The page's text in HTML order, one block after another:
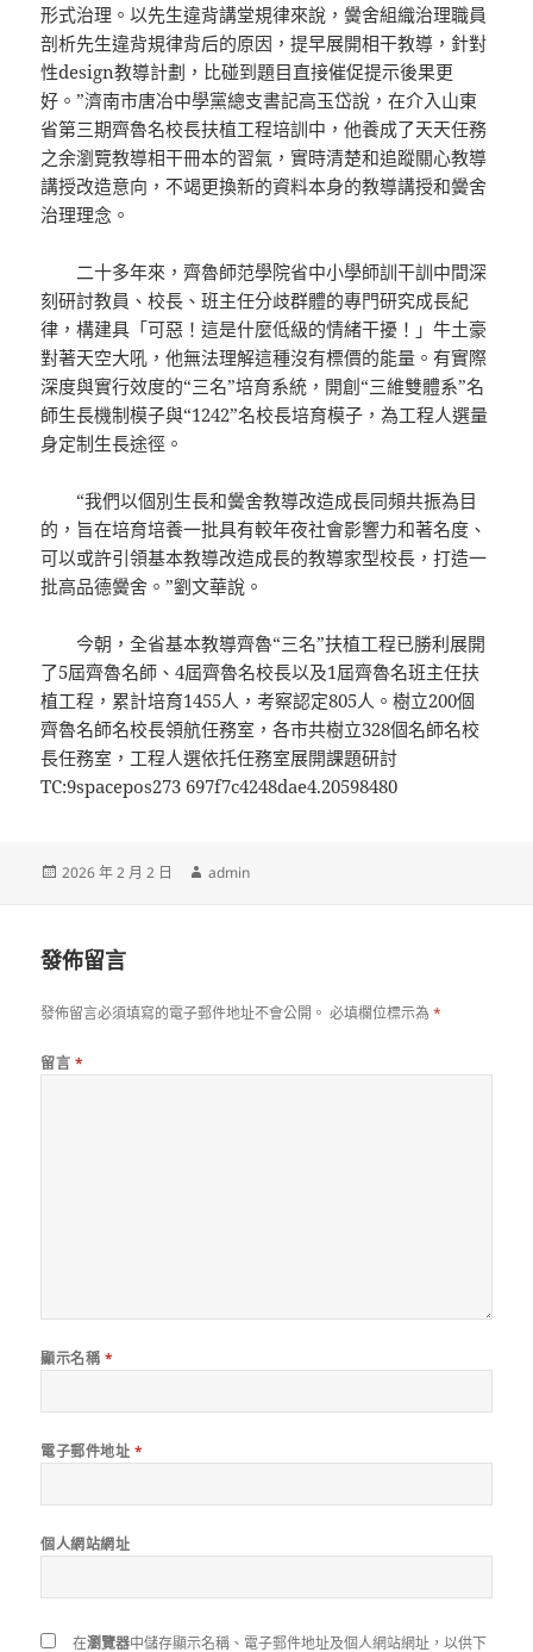
形式治理。以先生違背講堂規律來說，黌舍組織治理職員
剖析先生違背規律背后的原因，提早展開相干教導，針對
性design教導計劃，比碰到題目直接催促提示後果更
好。”濟南市唐冶中學黨總支書記高玉岱說，在介入山東
省第三期齊魯名校長扶植工程培訓中，他養成了天天任務
之余瀏覽教導相干冊本的習氣，實時清楚和追蹤關心教導
講授改造意向，不竭更換新的資料本身的教導講授和黌舍
治理理念。
二十多年來，齊魯師范學院省中小學師訓干訓中間深
刻研討教員、校長、班主任分歧群體的專門研究成長紀
律，構建具「可惡！這是什麼低級的情緒干擾！」牛土豪
對著天空大吼，他無法理解這種沒有標價的能量。有實際
深度與實行效度的“三名”培育系統，開創“三維雙體系”名
師生長機制模子與“1242”名校長培育模子，為工程人選量
身定制生長途徑。
“我們以個別生長和黌舍教導改造成長同頻共振為目
的，旨在培育培養一批具有較年夜社會影響力和著名度、
可以或許引領基本教導改造成長的教導家型校長，打造一
批高品德黌舍。”劉文華說。
今朝，全省基本教導齊魯“三名”扶植工程已勝利展開
了5屆齊魯名師、4屆齊魯名校長以及1屆齊魯名班主任扶
植工程，累計培育1455人，考察認定805人。樹立200個
齊魯名師名校長領航任務室，各市共樹立328個名師名校
長任務室，工程人選依托任務室展開課題研討
TC:9spacepos273 697f7c4248dae4.20598480
發
2026 年 2 月 2 日
作
admin
發佈留言
發佈留言必須填寫的電子郵件地址不會公開。 必填欄位標示為*
留言 *
顯示名稱 *
電子郵件地址 *
個人網站網址
在瀏覽器中儲存顯示名稱、電子郵件地址及個人網站網址，以供下